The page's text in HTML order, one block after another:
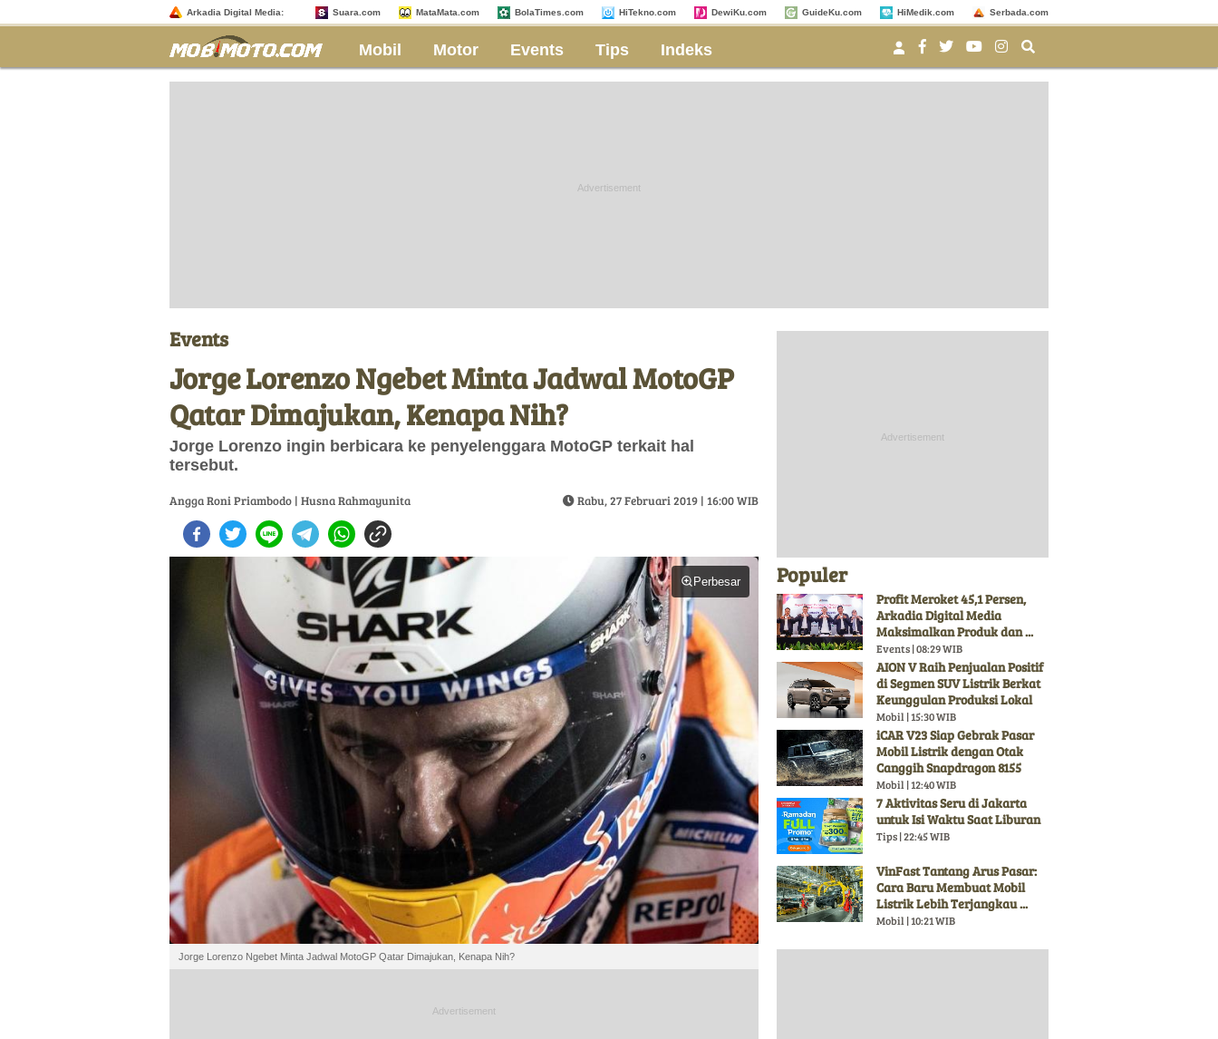
Arkadia Digital Media: Suara.com MataMata.com BolaTimes.com HiTekno.com DewiKu.com GuideKu.com HiMedik.com Serbada.com
Mobil Motor Events Tips Indeks
Events
Jorge Lorenzo Ngebet Minta Jadwal MotoGP
Qatar Dimajukan, Kenapa Nih?
Jorge Lorenzo ingin berbicara ke penyelenggara MotoGP terkait hal
tersebut.
Angga Roni Priambodo | Husna Rahmayunita Rabu, 27 Februari 2019 | 16:00 WIB
Perbesar
Jorge Lorenzo Ngebet Minta Jadwal MotoGP Qatar Dimajukan, Kenapa Nih?
Populer
Profit Meroket 45,1 Persen,
Arkadia Digital Media
Maksimalkan Produk dan ...
Events | 08:29 WIB
AION V Raih Penjualan Positif
di Segmen SUV Listrik Berkat
Keunggulan Produksi Lokal
Mobil | 15:30 WIB
iCAR V23 Siap Gebrak Pasar
Mobil Listrik dengan Otak
Canggih Snapdragon 8155
Mobil | 12:40 WIB
7 Aktivitas Seru di Jakarta
untuk Isi Waktu Saat Liburan
Tips | 22:45 WIB
VinFast Tantang Arus Pasar:
Cara Baru Membuat Mobil
Listrik Lebih Terjangkau ...
Mobil | 10:21 WIB